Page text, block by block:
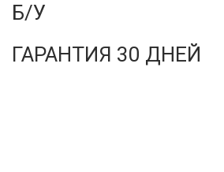
Б/У
ГАРАНТИЯ 30 ДНЕЙ